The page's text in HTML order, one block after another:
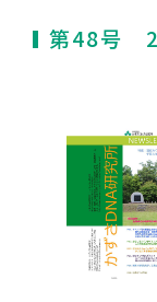
第48号